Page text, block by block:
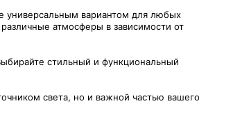
универсальным вариантом для любых
атмосферы в зависимости от
стильный и функциональный
света, но и важной частью вашего